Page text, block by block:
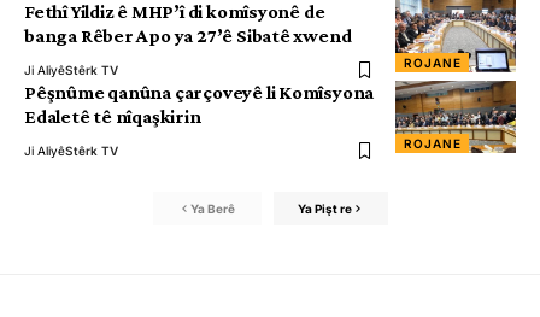
ROJANE
Fethî Yildiz ê MHP’î di komîsyonê de
banga Rêber Apo ya 27’ê Sibatê xwend
Ji AliyêStêrk TV
ROJANE
Pêşnûme qanûna çarçoveyê li Komîsyona
Edaletê tê nîqaşkirin
Ji AliyêStêrk TV
Ya Berê Ya Pişt re